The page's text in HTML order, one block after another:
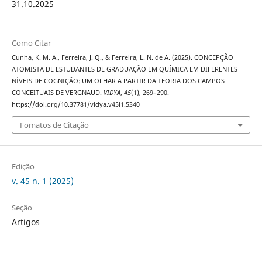
31.10.2025
Como Citar
Cunha, K. M. A., Ferreira, J. Q., & Ferreira, L. N. de A. (2025). CONCEPÇÃO
ATOMISTA DE ESTUDANTES DE GRADUAÇÃO EM QUÍMICA EM DIFERENTES
NÍVEIS DE COGNIÇÃO: UM OLHAR A PARTIR DA TEORIA DOS CAMPOS
CONCEITUAIS DE VERGNAUD. VIDYA, 45(1), 269–290.
https://doi.org/10.37781/vidya.v45i1.5340
Fomatos de Citação
Edição
v. 45 n. 1 (2025)
Seção
Artigos